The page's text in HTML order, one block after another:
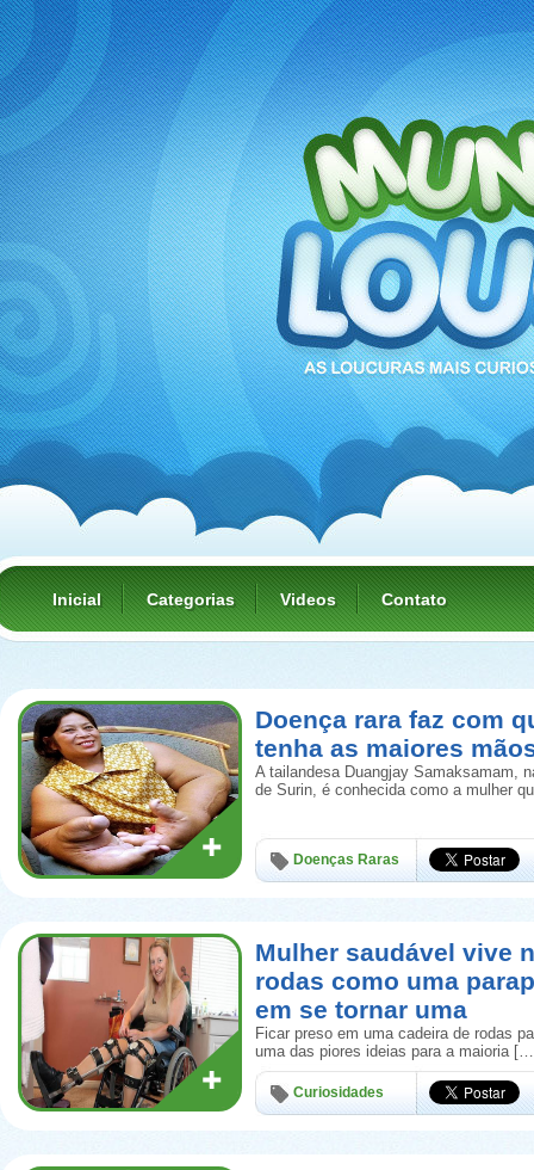
Inicial Categorias Videos Contato
Doença rara faz com
tenha as maiores
A tailandesa Duangjay Samaksamam,
de Surin, é conhecida como a mulher
Doenças Raras
Mulher saudável vive
rodas como uma
em se tornar uma
Ficar preso em uma cadeira de rodas
uma das piores ideias para a maioria
Curiosidades